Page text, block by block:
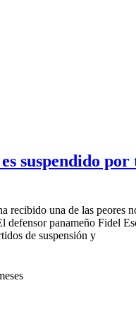
suspendido por
recibido una de las peores
defensor panameño Fidel
de suspensión y